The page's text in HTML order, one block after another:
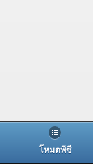
โหมดพีซี